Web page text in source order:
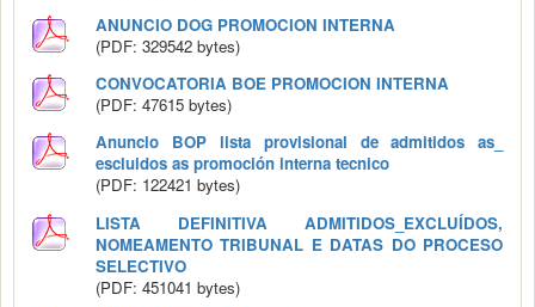
ANUNCIO DOG PROMOCION INTERNA
(PDF: 329542 bytes)
CONVOCATORIA BOE PROMOCION INTERNA
(PDF: 47615 bytes)
Anuncio BOP lista provisional de admitidos as_
escluidos as promoción interna tecnico
(PDF: 122421 bytes)
LISTA DEFINITIVA ADMITIDOS_EXCLUÍDOS,
NOMEAMENTO TRIBUNAL E DATAS DO PROCESO
SELECTIVO
(PDF: 451041 bytes)